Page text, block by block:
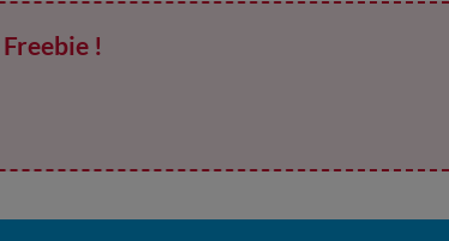
!